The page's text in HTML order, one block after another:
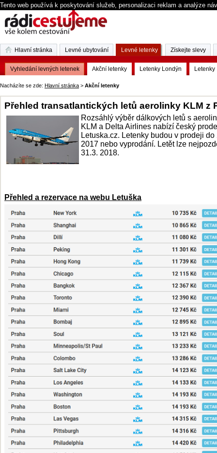
Tento web používá k poskytování služeb, personalizaci reklam a analýze
Nacházíte se zde: Hlavní stránka > Akční letenky
Přehled transatlantických letů aerolinky KLM z
Rozsáhlý výběr dálkových letů s
KLM a Delta Airlines nabízí český
Letuska.cz. Letenky budou v prodeji do
2017 nebo vyprodání. Letět lze
31.3. 2018.
Přehled a rezervace na webu Letuška
Hlavní stránka Levné ubytování Levné letenky
Vyhledání levných letenek Akční letenky Letenky Londýn Letenky
Získejte slevy